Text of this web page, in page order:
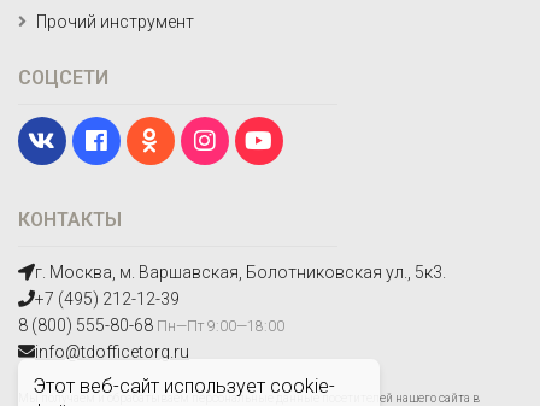
Этот веб-сайт использует cookie-
КОНТАКТЫ
г. Москва, м. Варшавская, Болотниковская ул., 5к3.
+7 (495) 212-12-39
8 (800) 555-80-68 Пн—Пт 9:00—18:00
info@tdofficetorg.ru
Мы получаем и обрабатываем персональные данные посетителей нашего сайта в
Прочий инструмент
СОЦСЕТИ